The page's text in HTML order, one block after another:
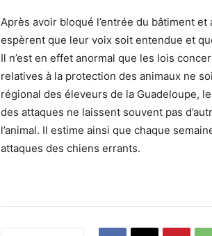
Après avoir bloqué l’entrée du bâtiment
espèrent que leur voix soit entendue et
Il n’est en effet anormal que les lois
relatives à la protection des animaux ne
régional des éleveurs de la Guadeloupe,
des attaques ne laissent souvent pas
l’animal. Il estime ainsi que chaque
attaques des chiens errants.